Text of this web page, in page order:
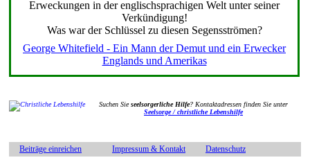
Erweckungen in der englischsprachigen Welt unter seiner
Verkündigung!
Was war der Schlüssel zu diesen Segensströmen?
George Whitefield - Ein Mann der Demut und ein Erwecker
Englands und Amerikas
Suchen Sieseelsorgerliche Hilfe? Kontaktadressen finden Sie unter
Seelsorge / christliche Lebenshilfe
Beiträge einreichen Impressum & Kontakt Datenschutz